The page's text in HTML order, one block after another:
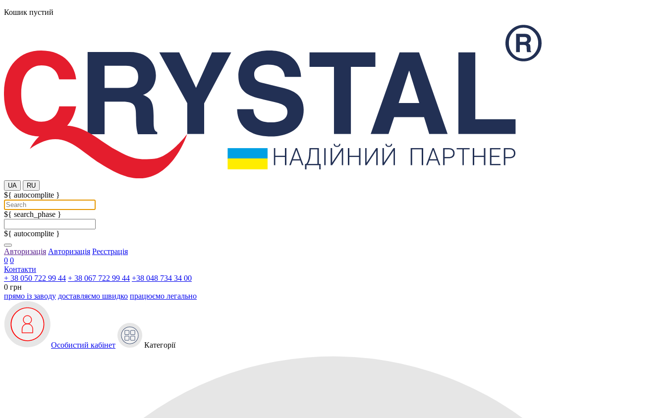
Кошик пустий
UA RU
${ autocomplite }
${ search_phase }
${ autocomplite }
Авторизація Авторизація Реєстрація
0 0
Контакти
+ 38 050 722 99 44 + 38 067 722 99 44 +38 048 734 34 00
0 грн
прямо із заводу доставляємо швидко працюємо легально
Особистий кабінет Категорії